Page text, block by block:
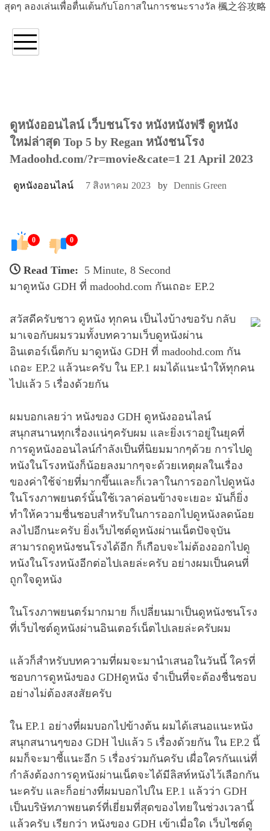
สุดๆ ลองเล่นเพื่อตื่นเต้นกับโอกาสในการชนะรางวัล 楓之谷攻略
ดูหนังออนไลน์ เว็บชนโรง หนังหนังฟรี ดูหนัง
ใหม่ล่าสุด Top 5 by Regan หนังชนโรง
Madoohd.com/?r=movie&cate=1 21 April 2023
ดูหนังออนไลน์ 7 สิงหาคม 2023 by Dennis Green
0 0
Read Time: 5 Minute, 8 Second
มาดูหนัง GDH ที่ madoohd.com กันเถอะ EP.2
สวัสดีครับชาว ดูหนัง ทุกคน เป็นไงบ้างขอรับ กลับ
มาเจอกับผมรวมทั้งบทความเว็บดูหนังผ่าน
อินเตอร์เน็ตกับ มาดูหนัง GDH ที่ madoohd.com กัน
เถอะ EP.2 แล้วนะครับ ใน EP.1 ผมได้แนะนำให้ทุกคน
ไปแล้ว 5 เรื่องด้วยกัน
ผมบอกเลยว่า หนังของ GDH ดูหนังออนไลน์
สนุกสนานทุกเรื่องแน่ๆครับผม และยิ่งเราอยู่ในยุคที่
การดูหนังออนไลน์กำลังเป็นที่นิยมมากๆด้วย การไปดู
หนังในโรงหนังก็น้อยลงมากๆจะด้วยเหตุผลในเรื่อง
ของค่าใช้จ่ายที่มากขึ้นและก็เวลาในการออกไปดูหนัง
ในโรงภาพยนตร์นั้นใช้เวลาค่อนข้างจะเยอะ มันก็ยิ่ง
ทำให้ความชื่นชอบสำหรับในการออกไปดูหนังลดน้อย
ลงไปอีกนะครับ ยิ่งเว็บไซต์ดูหนังผ่านเน็ตปัจจุบัน
สามารถดูหนังชนโรงได้อีก ก็เกือบจะไม่ต้องออกไปดู
หนังในโรงหนังอีกต่อไปเลยล่ะครับ อย่างผมเป็นคนที่
ถูกใจดูหนัง
ในโรงภาพยนตร์มากมาย ก็เปลี่ยนมาเป็นดูหนังชนโรง
ที่เว็บไซต์ดูหนังผ่านอินเตอร์เน็ตไปเลยล่ะครับผม
แล้วก็สำหรับบทความที่ผมจะมานำเสนอในวันนี้ ใครที่
ชอบการดูหนังของ GDHดูหนัง จำเป็นที่จะต้องชื่นชอบ
อย่างไม่ต้องสงสัยครับ
ใน EP.1 อย่างที่ผมบอกไปข้างต้น ผมได้เสนอแนะหนัง
สนุกสนานๆของ GDH ไปแล้ว 5 เรื่องด้วยกัน ใน EP.2 นี้
ผมก็จะมาชี้แนะอีก 5 เรื่องร่วมกันครับ เผื่อใครกันแน่ที่
กำลังต้องการดูหนังผ่านเน็ตจะได้มีลิสท์หนังไว้เลือกกัน
นะครับ และก็อย่างที่ผมบอกไปใน EP.1 แล้วว่า GDH
เป็นบริษัทภาพยนตร์ที่เยี่ยมที่สุดของไทยในช่วงเวลานี้
แล้วครับ เรียกว่า หนังของ GDH เข้าเมื่อใด เว็บไซต์ดู